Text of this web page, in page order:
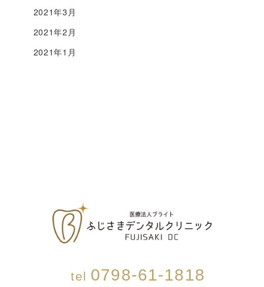
2021年3月
2021年2月
2021年1月
tel 0798-61-1818